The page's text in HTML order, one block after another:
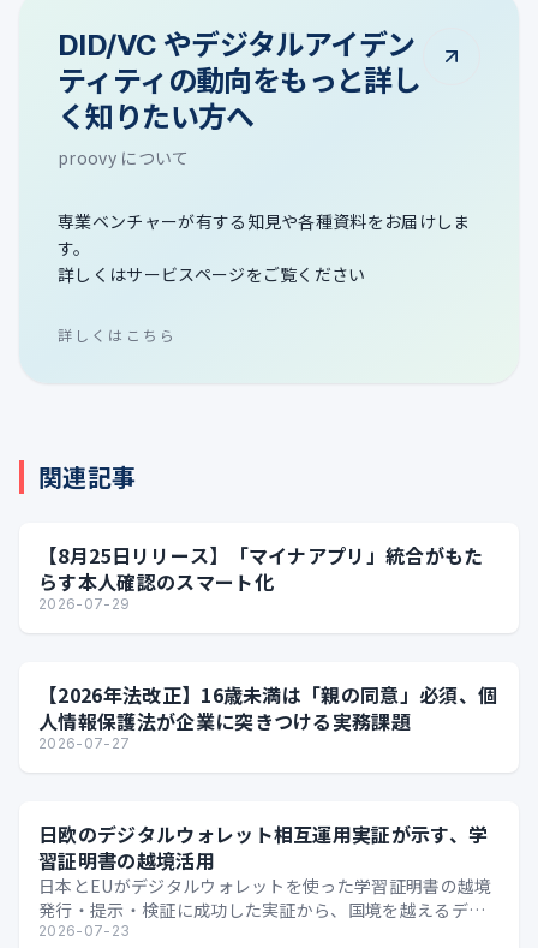
DID/VC やデジタルアイデン
ティティの動向をもっと詳し
く知りたい方へ
proovy について
専業ベンチャーが有する知見や各種資料をお届けしま
す。
詳しくはサービスページをご覧ください
詳しくはこちら
関連記事
【8月25日リリース】「マイナアプリ」統合がもた
らす本人確認のスマート化
2026-07-29
【2026年法改正】16歳未満は「親の同意」必須、個
人情報保護法が企業に突きつける実務課題
2026-07-27
日欧のデジタルウォレット相互運用実証が示す、学
習証明書の越境活用
日本とEUがデジタルウォレットを使った学習証明書の越境
発行・提示・検証に成功した実証から、国境を越えるデジ
タル証明の可能性を整理します。
2026-07-23